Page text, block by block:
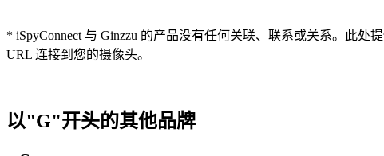
* iSpyConnect 与 Ginzzu 的产品没有任何关联、联系或关系。此
URL 连接到您的摄像头。
以"G"开头的其他品牌